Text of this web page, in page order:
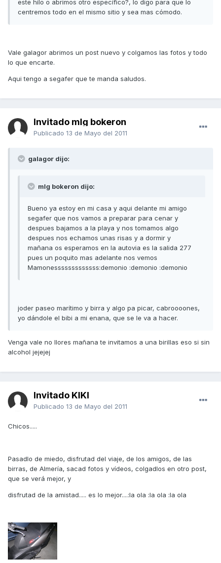
este hilo o abrimos otro específico?, lo digo para que lo
centremos todo en el mismo sitio y sea mas cómodo.
Vale galagor abrimos un post nuevo y colgamos las fotos y todo
lo que encarte.
Aqui tengo a segafer que te manda saludos.
Invitado mlg bokeron
Publicado 13 de Mayo del 2011
galagor dijo:
mlg bokeron dijo:
Bueno ya estoy en mi casa y aqui delante mi amigo
segafer que nos vamos a preparar para cenar y
despues bajamos a la playa y nos tomamos algo
despues nos echamos unas risas y a dormir y
mañana os esperamos en la autovia es la salida 277
pues un poquito mas adelante nos vemos
Mamonesssssssssssss:demonio :demonio :demonio
joder paseo marítimo y birra y algo pa picar, cabroooones,
yo dándole el bibi a mi enana, que se le va a hacer.
Venga vale no llores mañana te invitamos a una birillas eso si sin
alcohol jejejej
Invitado KIKI
Publicado 13 de Mayo del 2011
Chicos.....
Pasadlo de miedo, disfrutad del viaje, de los amigos, de las
birras, de Almería, sacad fotos y vídeos, colgadlos en otro post,
que se verá mejor, y
disfrutad de la amistad..... es lo mejor....:la ola :la ola :la ola